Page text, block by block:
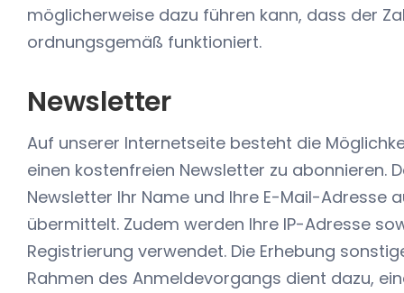
möglicherweise dazu führen kann, dass der
ordnungsgemäß funktioniert.
Newsletter
Auf unserer Internetseite besteht die
einen kostenfreien Newsletter zu abonnieren.
Newsletter Ihr Name und Ihre E-Mail-Adresse
übermittelt. Zudem werden Ihre IP-Adresse
Registrierung verwendet. Die Erhebung
Rahmen des Anmeldevorgangs dient dazu,